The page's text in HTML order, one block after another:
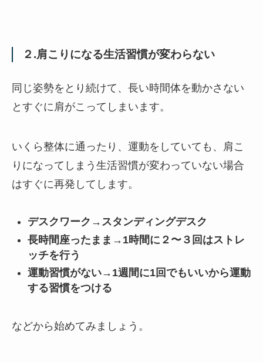
２.肩こりになる生活習慣が変わらない
同じ姿勢をとり続けて、長い時間体を動かさない
とすぐに肩がこってしまいます。
いくら整体に通ったり、運動をしていても、肩こ
りになってしまう生活習慣が変わっていない場合
はすぐに再発してします。
デスクワーク→スタンディングデスク
長時間座ったまま→1時間に２〜３回はストレ
ッチを行う
運動習慣がない→1週間に1回でもいいから運動
する習慣をつける
などから始めてみましょう。